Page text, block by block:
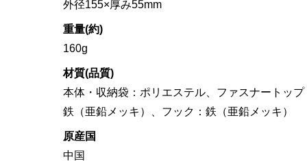
外径155×厚み55mm
重量(約)
160g
材質(品質)
本体・収納袋：ポリエステル、ファスナートップ
鉄（亜鉛メッキ）、フック：鉄（亜鉛メッキ）
原産国
中国